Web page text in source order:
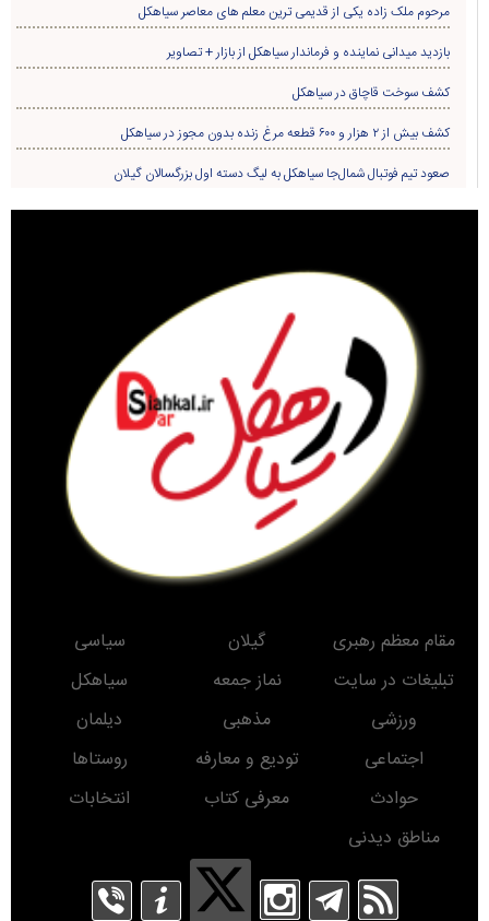
مرحوم ملک زاده یکی از قدیمی ترین معلم های معاصر سیاهکل
بازدید میدانی نماینده و فرماندار سیاهکل از بازار + تصاویر
کشف سوخت قاچاق در سياهکل
کشف بیش از ۲ هزار و ۶۰۰ قطعه مرغ زنده بدون مجوز در سیاهکل
صعود تیم فوتبال شمال‌جا‌ سیاهکل به لیگ دسته اول بزرگسالان گیلان
مقام معظم رهبری گیلان
سیاسی
تبلیغات در سایت
نماز جمعه
سیاهکل
ورزشی
مذهبی
دیلمان
اجتماعی
تودیع و معارفه
روستاها
حوادث
معرفی کتاب
انتخابات
مناطق دیدنی